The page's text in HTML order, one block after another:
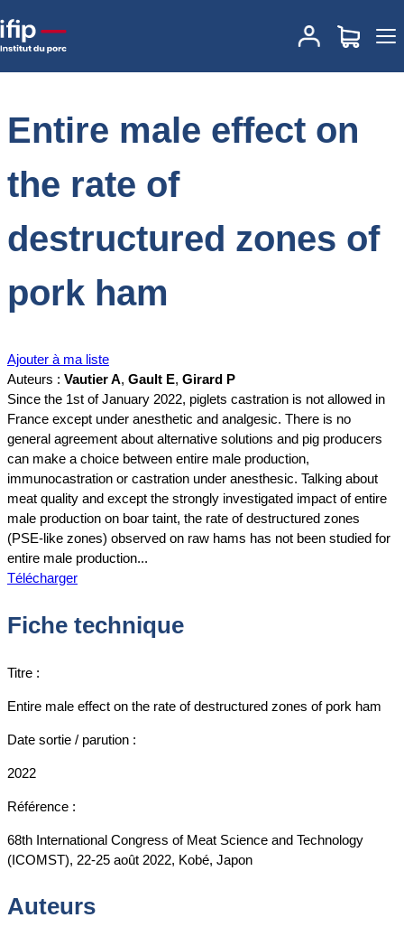
Accueil
Entire male effect on the rate of
destructured zones of pork ham
Entire male effect on
the rate of
destructured zones of
pork ham
Ajouter à ma liste
Auteurs : Vautier A, Gault E, Girard P
Since the 1st of January 2022, piglets castration is not allowed in
France except under anesthetic and analgesic. There is no
general agreement about alternative solutions and pig producers
can make a choice between entire male production,
immunocastration or castration under anesthesic. Talking about
meat quality and except the strongly investigated impact of entire
male production on boar taint, the rate of destructured zones
(PSE-like zones) observed on raw hams has not been studied for
entire male production...
Télécharger
Fiche technique
Titre :
Entire male effect on the rate of destructured zones of pork ham
Date sortie / parution :
2022
Référence :
68th International Congress of Meat Science and Technology
(ICOMST), 22-25 août 2022, Kobé, Japon
Auteurs